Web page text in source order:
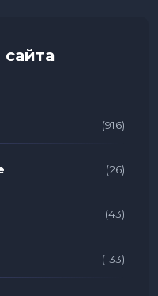
сайта
(916)
(26)
(43)
(133)